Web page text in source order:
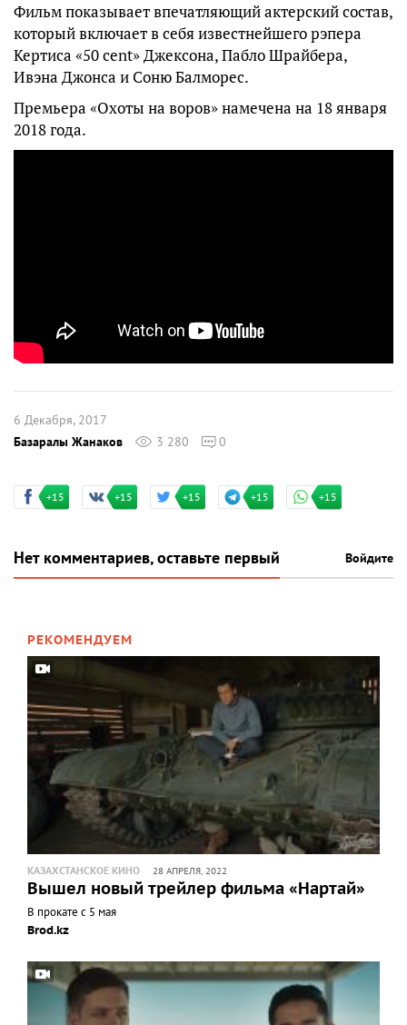
Фильм показывает впечатляющий актерский состав,
который включает в себя известнейшего рэпера
Кертиса «50 cent» Джексона, Пабло Шрайбера,
Ивэна Джонса и Соню Балморес.
Премьера «Охоты на воров» намечена на 18 января
2018 года.
6 Декабря, 2017
Базаралы Жанаков
3 280 0
+15 +15 +15 +15 +15
Нет комментариев, оставьте первый Войдите
РЕКОМЕНДУЕМ
КАЗАХСТАНСКОЕ КИНО 28 АПРЕЛЯ, 2022
Вышел новый трейлер фильма «Нартай»
В прокате с 5 мая
Brod.kz